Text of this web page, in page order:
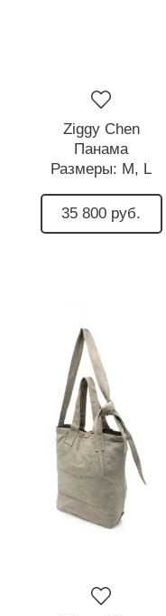
Ziggy Chen
Панама
Размеры: M, L
35 800 руб.